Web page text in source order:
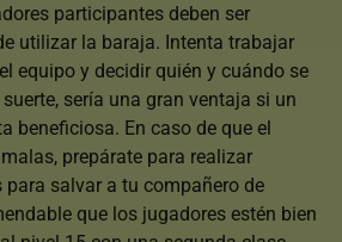
participantes deben ser
utilizar la baraja. Intenta trabajar
equipo y decidir quién y cuándo se
sería una gran ventaja si un
beneficiosa. En caso de que el
prepárate para realizar
salvar a tu compañero de
que los jugadores estén bien